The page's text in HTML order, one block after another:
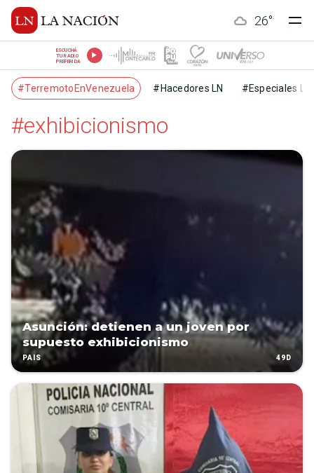
26°
ESCUCHÁ
TU RADIO
PREFERIDA
#TerremotoEnVenezuela #Hacedores LN #Especiales LN
#exhibicionismo
Asunción: detienen a un joven por
supuesto exhibicionismo
PAÍS 49D